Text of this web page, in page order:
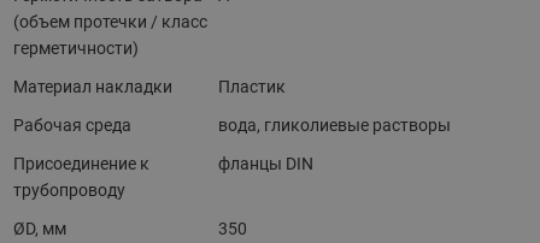
(объем протечки / класс
герметичности)
Материал накладки
Пластик
Рабочая среда
вода, гликолиевые растворы
Присоединение к
трубопроводу
фланцы DIN
ØD, мм
350